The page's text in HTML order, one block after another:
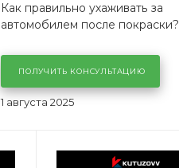
1 августа 2025
Как правильно ухаживать за
автомобилем после покраски?
ПОЛУЧИТЬ КОНСУЛЬТАЦИЮ